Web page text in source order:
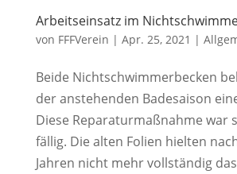
Arbeitseinsatz im
von FFFVerein | Apr. 25, 2021 |
Beide Nichtschwimmerbecken
der anstehenden Badesaison
Diese Reparaturmaßnahme war
fällig. Die alten Folien hielten
Jahren nicht mehr vollständig